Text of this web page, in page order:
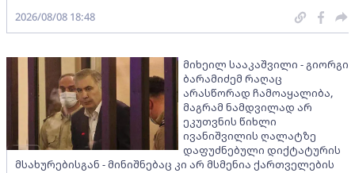
2026/08/08 18:48
მიხეილ სააკაშვილი - გიორგი
ბარამიძემ რაღაც
არასწორად ჩამოაყალიბა,
მაგრამ ნამდვილად არ
ეკუთვნის წიხლი
ივანიშვილის ღალატზე
დაფუძნებული დიქტატურის
მსახურებისგან - მინიშნებაც კი არ მსმენია ქართველების